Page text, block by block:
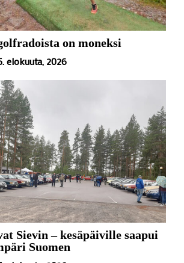
on moneksi
elokuuta, 2026
Sievin – kesäpäiville saapui
Suomen